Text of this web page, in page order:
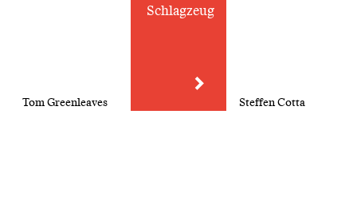
Tom Greenleaves
Schlagzeug
Steffen Cotta